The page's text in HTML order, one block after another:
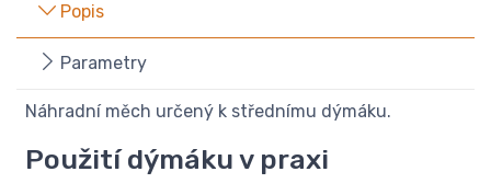
Popis
Parametry
Náhradní měch určený k střednímu dýmáku.
Použití dýmáku v praxi